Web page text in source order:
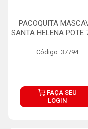
PACOQUITA
SANTA HELENA POTE
Código: 37794
FAÇA SEU
LOGIN